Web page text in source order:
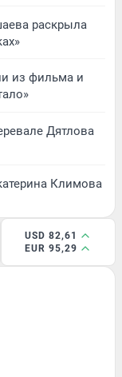
раскрыла
из фильма и
Дятлова
Климова
USD 82,61
EUR 95,29